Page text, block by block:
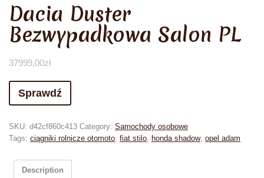
Dacia Duster
Bezwypadkowa Salon PL
37999,00zł
Sprawdź
SKU: d42cf860c413 Category: Samochody osobowe
Tags: ciągniki rolnicze otomoto, fiat stilo, honda shadow, opel adam
Description